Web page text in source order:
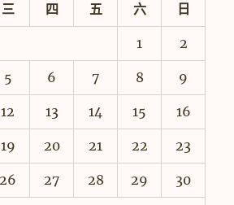
三 四 五 六 日
1 2
5 6 7 8 9
12 13 14 15 16
19 20 21 22 23
26 27 28 29 30